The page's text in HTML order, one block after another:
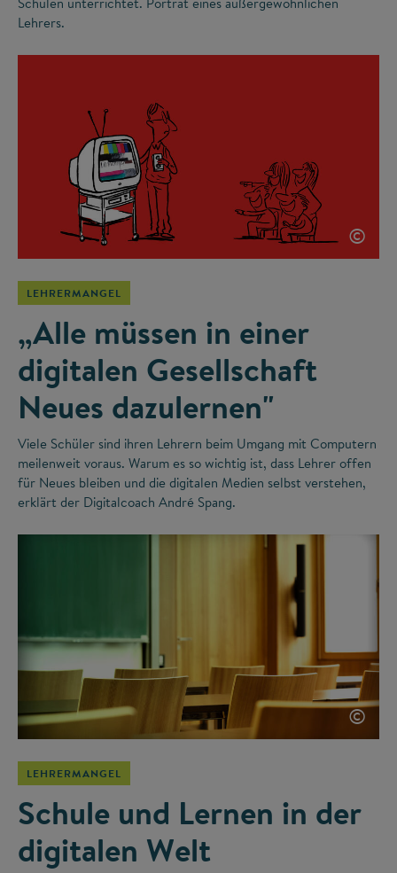
Lehrers.
©
LEHRERMANGEL
„Alle müssen in einer
digitalen Gesellschaft
Neues dazulernen"
Viele Schüler sind ihren Lehrern beim Umgang mit Computern
meilenweit voraus. Warum es so wichtig ist, dass Lehrer offen
für Neues bleiben und die digitalen Medien selbst verstehen,
erklärt der Digitalcoach André Spang.
©
LEHRERMANGEL
Schule und Lernen in der
digitalen Welt